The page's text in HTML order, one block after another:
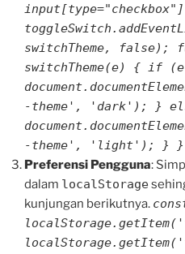
switchTheme, false);
switchTheme(e) { if
-theme', 'dark'); }
-theme', 'light'); } }
Preferensi Pengguna:
dalam localStorage
kunjungan berikutnya.